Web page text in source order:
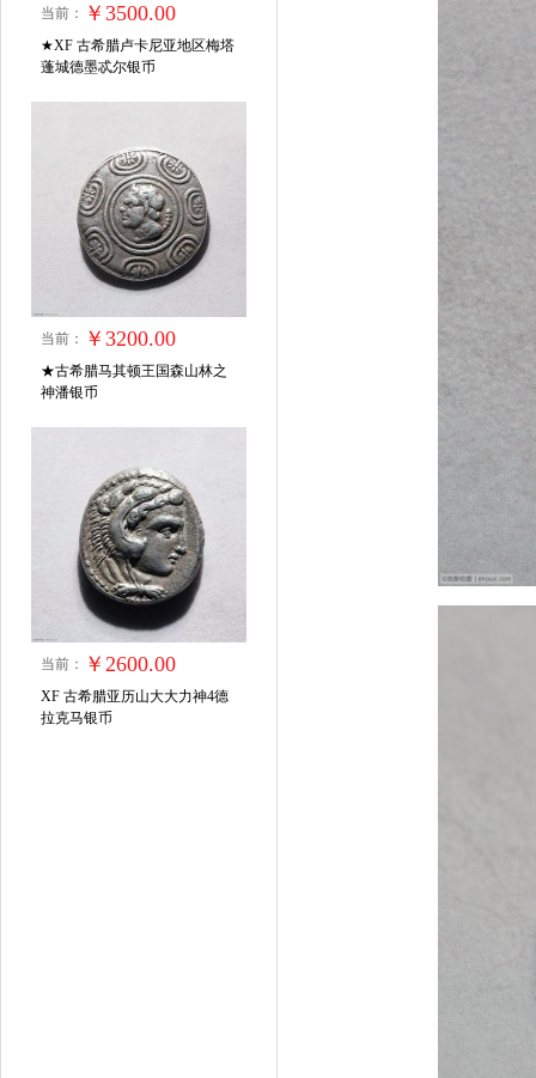
当前： ￥3500.00
★XF 古希腊卢卡尼亚地区梅塔
蓬城德墨忒尔银币
当前： ￥3200.00
★古希腊马其顿王国森山林之
神潘银币
当前： ￥2600.00
XF 古希腊亚历山大大力神4德
拉克马银币